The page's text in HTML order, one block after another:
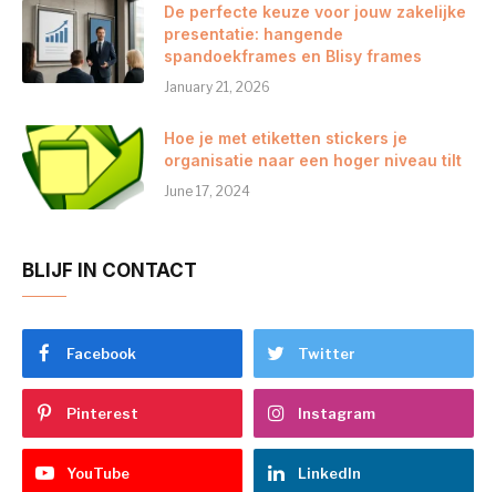
De perfecte keuze voor jouw zakelijke
presentatie: hangende
spandoekframes en Blisy frames
January 21, 2026
Hoe je met etiketten stickers je
organisatie naar een hoger niveau tilt
June 17, 2024
BLIJF IN CONTACT
Facebook Twitter
Pinterest Instagram
YouTube LinkedIn